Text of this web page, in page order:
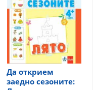
Да открием
заедно сезоните: